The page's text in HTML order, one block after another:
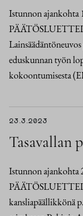
Istunnon ajankohta
eduskunnan työn
kokoontumisesta
23.3.2023
Tasavallan
Istunnon ajankohta
kansliapäällikkönä